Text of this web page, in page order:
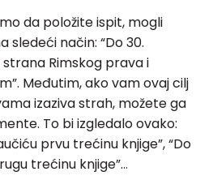
da položite ispit, mogli
sledeći način: “Do 30.
Rimskog prava i
Međutim, ako vam ovaj cilj
izaziva strah, možete ga
To bi izgledalo ovako:
prvu trećinu knjige”, “Do
trećinu knjige”…